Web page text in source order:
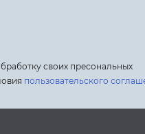
своих пресональных
пользовательского